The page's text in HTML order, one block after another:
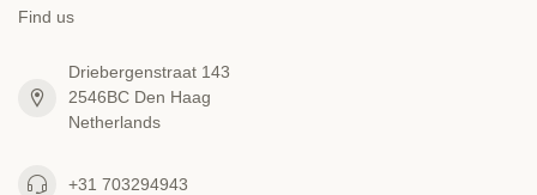
Find us
Driebergenstraat 143
2546BC Den Haag
Netherlands
+31 703294943